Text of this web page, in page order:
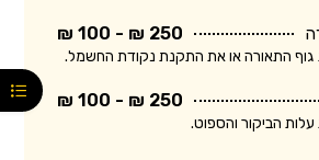
250 ₪ - 100 ₪
גוף התאורה או את התקנת נקודת החשמל.
250 ₪ - 100 ₪
הביקור והספוט.